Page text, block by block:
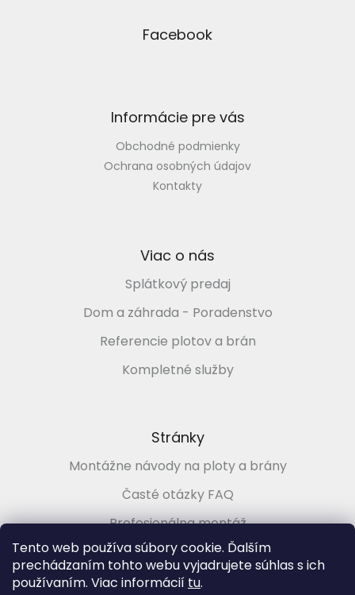
Tento web používa súbory cookie. Ďalším
prechádzaním tohto webu vyjadrujete súhlas s ich
používaním. Viac informácií tu.
Facebook
Informácie pre vás
Obchodné podmienky
Ochrana osobných údajov
Kontakty
Viac o nás
Splátkový predaj
Dom a záhrada - Poradenstvo
Referencie plotov a brán
Kompletné služby
Stránky
Montážne návody na ploty a brány
Časté otázky FAQ
Profesionálna montáž
Poradenstvo zadarmo